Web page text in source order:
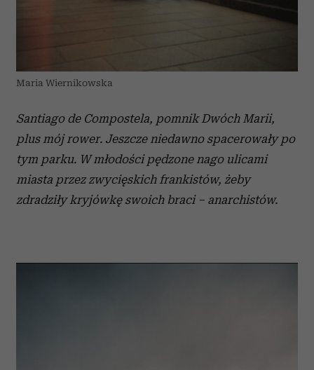
Maria Wiernikowska
Santiago de Compostela, pomnik Dwóch Marii,
plus mój rower. Jeszcze niedawno spacerowały po
tym parku. W młodości pędzone nago ulicami
miasta przez zwycięskich frankistów, żeby
zdradziły kryjówkę swoich braci – anarchistów.